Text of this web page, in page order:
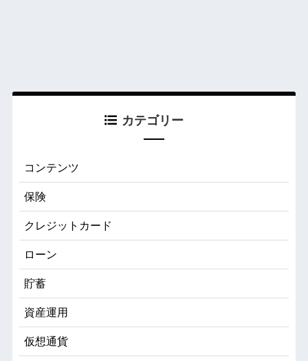
カテゴリー
コンテンツ
保険
クレジットカード
ローン
貯蓄
資産運用
仮想通貨